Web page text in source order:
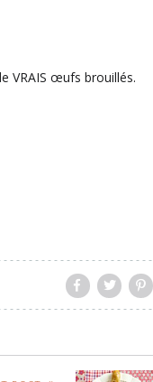
VRAIS œufs brouillés.